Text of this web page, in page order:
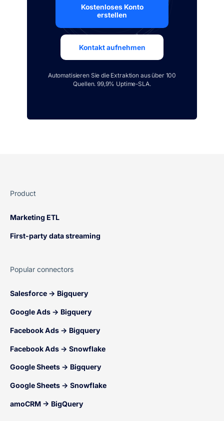
Kostenloses Konto
erstellen
Kontakt aufnehmen
Automatisieren Sie die Extraktion aus über 100
Quellen. 99,9% Uptime-SLA.
Product
Marketing ETL
First-party data streaming
Popular connectors
Salesforce → Bigquery
Google Ads → Bigquery
Facebook Ads → Bigquery
Facebook Ads → Snowflake
Google Sheets → Bigquery
Google Sheets → Snowflake
amoCRM → BigQuery